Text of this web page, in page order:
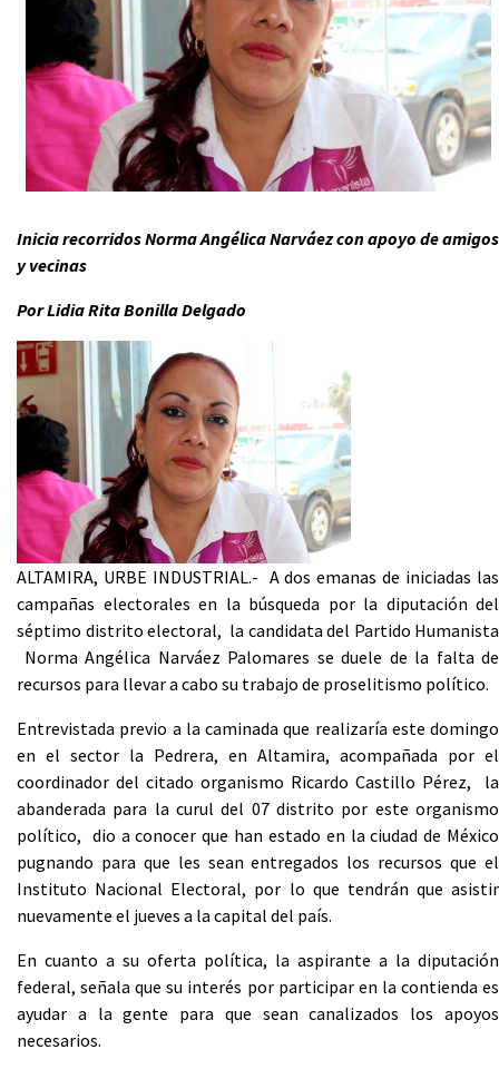
Inicia recorridos Norma Angélica Narváez con apoyo de amigos
y vecinas
Por Lidia Rita Bonilla Delgado
ALTAMIRA, URBE INDUSTRIAL.- A dos emanas de iniciadas las
campañas electorales en la búsqueda por la diputación del
séptimo distrito electoral, la candidata del Partido Humanista
Norma Angélica Narváez Palomares se duele de la falta de
recursos para llevar a cabo su trabajo de proselitismo político.
Entrevistada previo a la caminada que realizaría este domingo
en el sector la Pedrera, en Altamira, acompañada por el
coordinador del citado organismo Ricardo Castillo Pérez, la
abanderada para la curul del 07 distrito por este organismo
político, dio a conocer que han estado en la ciudad de México
pugnando para que les sean entregados los recursos que el
Instituto Nacional Electoral, por lo que tendrán que asistir
nuevamente el jueves a la capital del país.
En cuanto a su oferta política, la aspirante a la diputación
federal, señala que su interés por participar en la contienda es
ayudar a la gente para que sean canalizados los apoyos
necesarios.